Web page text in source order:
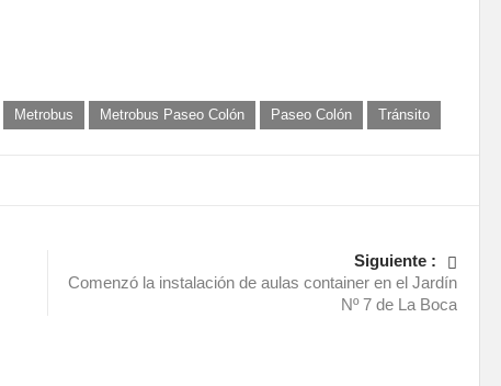
Metrobus Metrobus Paseo Colón Paseo Colón Tránsito
Siguiente :
Comenzó la instalación de aulas container en el Jardín
Nº 7 de La Boca